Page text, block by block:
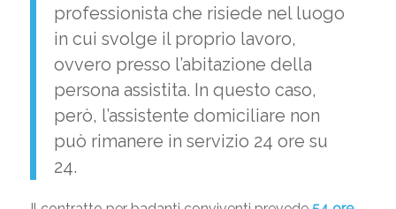
professionista che risiede nel luogo
in cui svolge il proprio lavoro,
ovvero presso l’abitazione della
persona assistita. In questo caso,
però, l’assistente domiciliare non
può rimanere in servizio 24 ore su
24.